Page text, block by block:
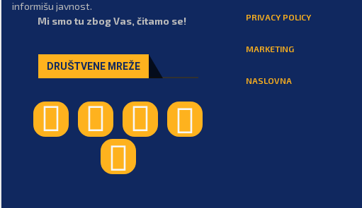
informišu javnost.
Mi smo tu zbog Vas, čitamo se!
DRUŠTVENE MREŽE
PRIVACY POLICY
MARKETING
NASLOVNA